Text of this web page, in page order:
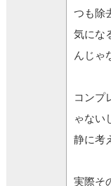
つも除
気にな
んじゃ
コンプ
ゃない
静に考
実際そ